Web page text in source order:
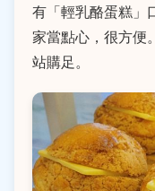
有「輕乳酪蛋糕」
家當點心，很方便
站購足。